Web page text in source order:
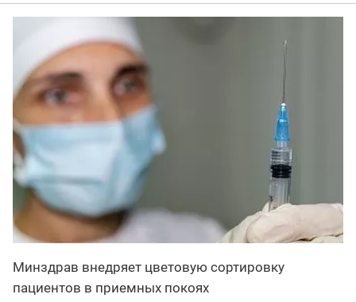
Минздрав внедряет цветовую сортировку
пациентов в приемных покоях